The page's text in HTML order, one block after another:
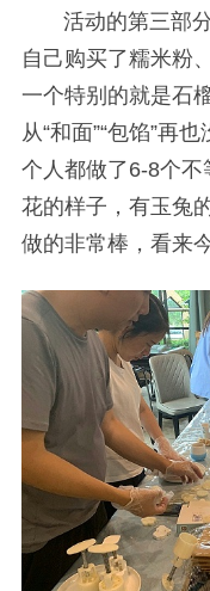
活动的第三部
自己购买了糯米粉
一个特别的就是石
从“和面”“包馅”再
个人都做了6-8个
花的样子，有玉兔
做的非常棒，看来